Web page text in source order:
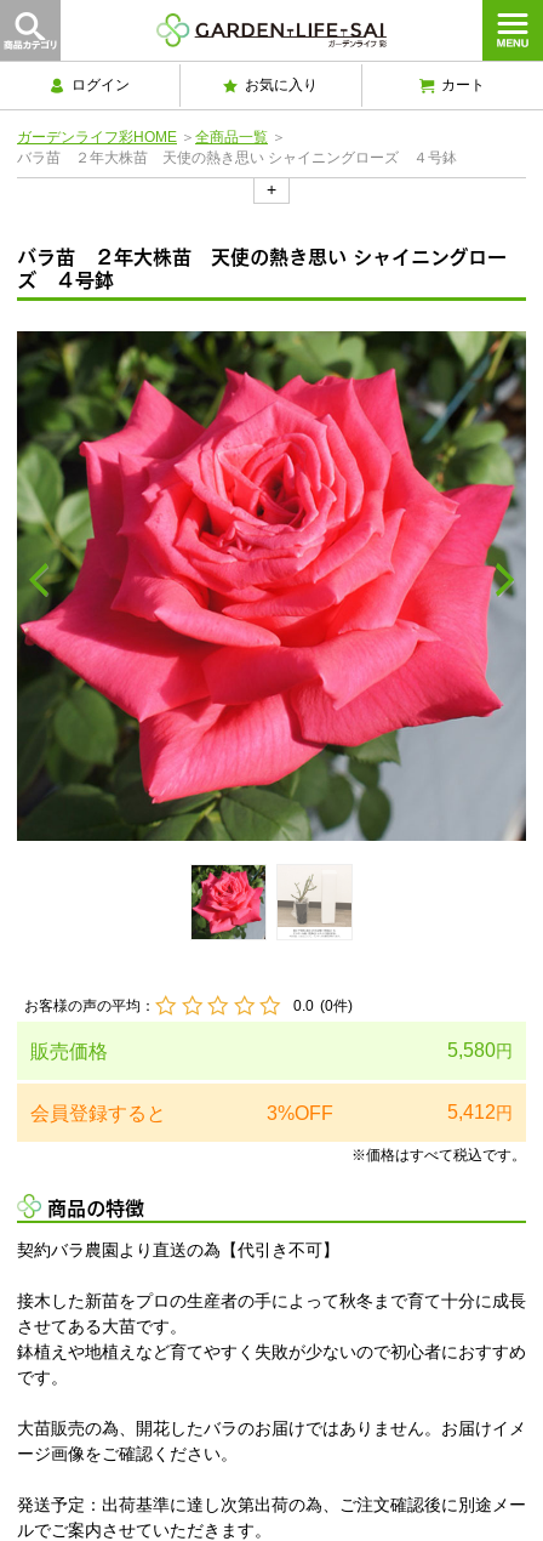
ログイン お気に入り カート
ガーデンライフ彩HOME ＞ 全商品一覧 ＞
バラ苗 ２年大株苗 天使の熱き思い シャイニングローズ ４号鉢
+
バラ苗 ２年大株苗 天使の熱き思い シャイニングロー
ズ ４号鉢
お客様の声の平均： 0.0 (0件)
販売価格 5,580円
会員登録すると 3%OFF 5,412 円
※価格はすべて税込です。
商品の特徴
契約バラ農園より直送の為【代引き不可】
接木した新苗をプロの生産者の手によって秋冬まで育て十分に成長
させてある大苗です。
鉢植えや地植えなど育てやすく失敗が少ないので初心者におすすめ
です。
大苗販売の為、開花したバラのお届けではありません。お届けイメ
ージ画像をご確認ください。
発送予定：出荷基準に達し次第出荷の為、ご注文確認後に別途メー
ルでご案内させていただきます。